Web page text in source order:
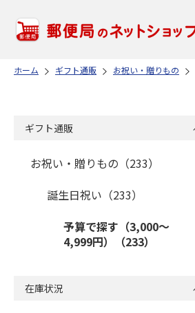
ホーム ギフト通販 お祝い・贈りもの
ギフト通販
お祝い・贈りもの（233）
誕生日祝い（233）
予算で探す（3,000～
4,999円）（233）
在庫状況